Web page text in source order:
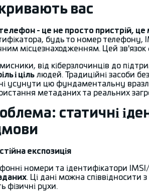
вас
- це не просто пристрій, це
будь то номер
місцезнаходженням. Цей зв'язок
від кіберзлочинців до
і ціль людей. Традиційні засоби
усунути цю фундаментальну
метаданих та реальних
статичні
експозиція
номери та ідентифікатори
. Ці дані можна співвідносити
фізичні рухи.